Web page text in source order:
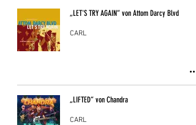
„LET'S TRY AGAIN“ von Attom Darcy Blvd
CARL
„LIFTED“ von Chandra
CARL